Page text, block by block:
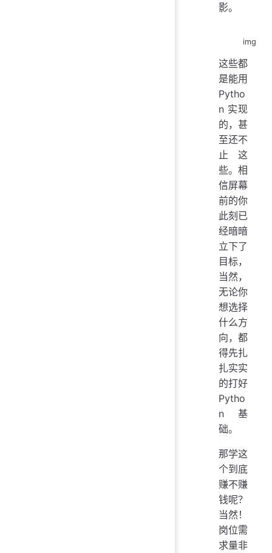
影。
img
这些都
是能用
Pytho
n 实现
的，甚
至还不
止这
些。相
信屏幕
前的你
此刻已
经暗暗
立下了
目标，
当然，
无论你
想选择
什么方
向，都
得先扎
扎实实
的打好
Pytho
n 基
础。
那学这
个到底
赚不赚
钱呢？
当然！
岗位需
求量非